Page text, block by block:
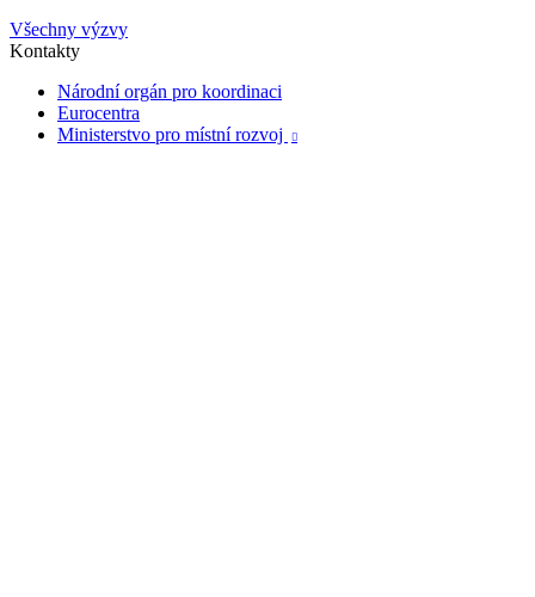
Všechny výzvy
Kontakty
Národní orgán pro koordinaci
Eurocentra
Ministerstvo pro místní rozvoj
